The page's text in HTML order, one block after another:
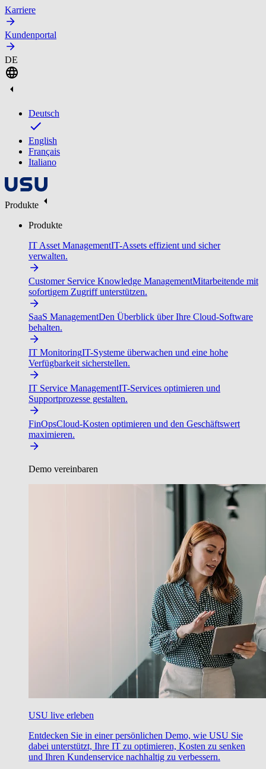
Karriere
Kundenportal
DE
Deutsch
English
Français
Italiano
Produkte
Produkte
IT Asset ManagementIT-Assets effizient und sicher
verwalten.
Customer Service Knowledge ManagementMitarbeitende mit
sofortigem Zugriff unterstützen.
SaaS ManagementDen Überblick über Ihre Cloud-Software
behalten.
IT MonitoringIT-Systeme überwachen und eine hohe
Verfügbarkeit sicherstellen.
IT Service ManagementIT-Services optimieren und
Supportprozesse gestalten.
FinOpsCloud-Kosten optimieren und den Geschäftswert
maximieren.
Demo vereinbaren
USU live erleben
Entdecken Sie in einer persönlichen Demo, wie USU Sie
dabei unterstützt, Ihre IT zu optimieren, Kosten zu senken
und Ihren Kundenservice nachhaltig zu verbessern.